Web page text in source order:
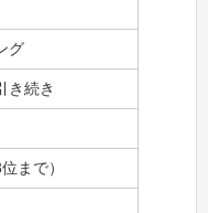
グ
き続き
まで）